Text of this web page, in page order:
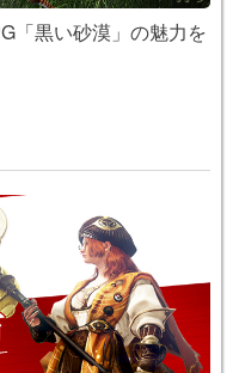
黒い砂漠」の魅力を